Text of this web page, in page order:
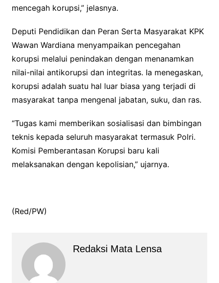
mencegah korupsi,” jelasnya.
Deputi Pendidikan dan Peran Serta Masyarakat KPK
Wawan Wardiana menyampaikan pencegahan
korupsi melalui penindakan dengan menanamkan
nilai-nilai antikorupsi dan integritas. Ia menegaskan,
korupsi adalah suatu hal luar biasa yang terjadi di
masyarakat tanpa mengenal jabatan, suku, dan ras.
“Tugas kami memberikan sosialisasi dan bimbingan
teknis kepada seluruh masyarakat termasuk Polri.
Komisi Pemberantasan Korupsi baru kali
melaksanakan dengan kepolisian,” ujarnya.
(Red/PW)
Redaksi Mata Lensa